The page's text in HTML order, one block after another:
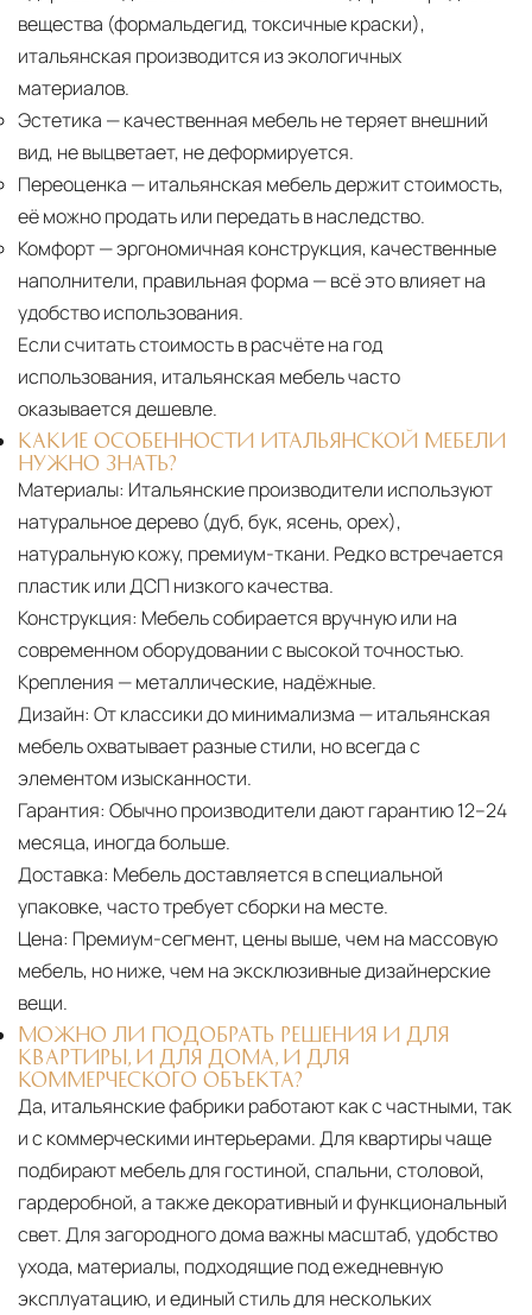
вещества (формальдегид, токсичные краски),
итальянская производится из экологичных
материалов.
Эстетика — качественная мебель не теряет внешний
вид, не выцветает, не деформируется.
Переоценка — итальянская мебель держит стоимость,
её можно продать или передать в наследство.
Комфорт— эргономичная конструкция, качественные
наполнители, правильная форма — всё это влияет на
удобство использования.
Если считать стоимость в расчёте на год
использования, итальянская мебель часто
оказывается дешевле.
КАКИЕ ОСОБЕННОСТИ ИТАЛЬЯНСКОЙ МЕБЕЛИ
НУЖНО ЗНАТЬ?
Материалы: Итальянские производители используют
натуральное дерево (дуб, бук, ясень, орех),
натуральную кожу, премиум-ткани. Редко встречается
пластик или ДСП низкого качества.
Конструкция: Мебель собирается вручную или на
современном оборудовании с высокой точностью.
Крепления — металлические, надёжные.
Дизайн: От классики до минимализма — итальянская
мебель охватывает разные стили, но всегда с
элементом изысканности.
Гарантия: Обычно производители дают гарантию 12–24
месяца, иногда больше.
Доставка: Мебель доставляется в специальной
упаковке, часто требует сборки на месте.
Цена: Премиум-сегмент, цены выше, чем на массовую
мебель, но ниже, чем на эксклюзивные дизайнерские
вещи.
МОЖНО ЛИ ПОДОБРАТЬ РЕШЕНИЯ И ДЛЯ
КВАРТИРЫ, И ДЛЯ ДОМА, И ДЛЯ
КОММЕРЧЕСКОГО ОБЪЕКТА?
Да, итальянские фабрики работают как с частными, так
и с коммерческими интерьерами. Для квартиры чаще
подбирают мебель для гостиной, спальни, столовой,
гардеробной, а также декоративный и функциональный
свет. Для загородного дома важны масштаб, удобство
ухода, материалы, подходящие под ежедневную
эксплуатацию, и единый стиль для нескольких